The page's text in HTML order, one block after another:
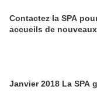
Contactez la SPA
accueils de
Janvier